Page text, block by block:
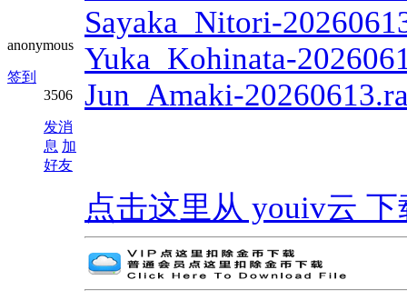
anonymous
签到
3506
发消
息 加
好友
Sayaka_Nitori-
Yuka_Kohinata-
Jun_Amaki-
点击这里从 youiv云 下